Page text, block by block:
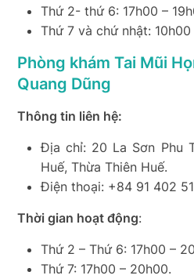
Thứ 2- thứ 6: 17h00 –
Thứ 7 và chứ nhật: 10h00
Phòng khám Tai Mũi
Quang Dũng
Thông tin liên hệ:
Địa chỉ: 20 La Sơn Phu
Huế, Thừa Thiên Huế.
Điện thoại: +84 91 402
Thời gian hoạt động:
Thứ 2 – Thứ 6: 17h00 –
Thứ 7: 17h00 – 20h00.